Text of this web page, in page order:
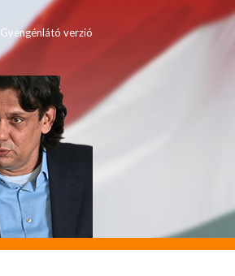
Gyengénlátó verzió